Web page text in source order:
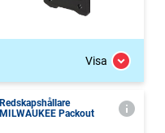
Visa
Redskapshållare
MILWAUKEE Packout